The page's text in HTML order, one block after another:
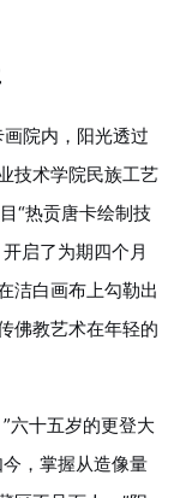
院内，阳光透过
技术学院民族工艺
“热贡唐卡绘制技
启了为期四个月
洁白画布上勾勒出
佛教艺术在年轻的
六十五岁的更登大
，掌握从造像量